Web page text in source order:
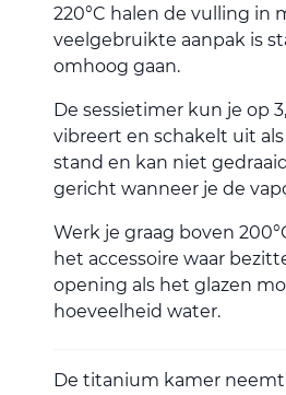
220°C halen de vulling in
veelgebruikte aanpak is
omhoog gaan.
De sessietimer kun je op
vibreert en schakelt uit
stand en kan niet
gericht wanneer je de
Werk je graag boven
het accessoire waar
opening als het glazen
hoeveelheid water.
De titanium kamer